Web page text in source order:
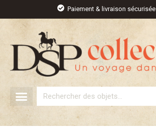
contenu
Paiement & livraison sécurisée
Rechercher